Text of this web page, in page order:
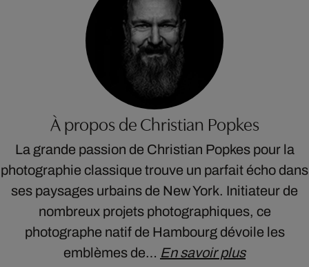
À propos de Christian Popkes
La grande passion de Christian Popkes pour la
photographie classique trouve un parfait écho dans
ses paysages urbains de New York. Initiateur de
nombreux projets photographiques, ce
photographe natif de Hambourg dévoile les
emblèmes de… En savoir plus